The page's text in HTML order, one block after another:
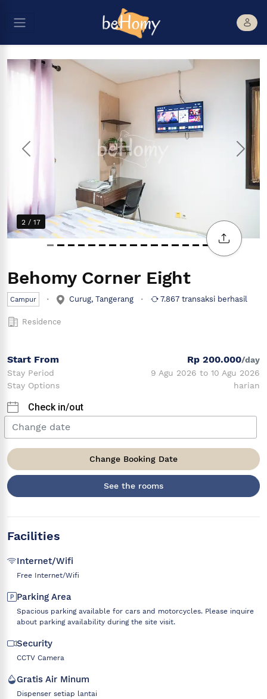
2 / 17
Previous Next
Behomy Corner Eight
Campur Curug, Tangerang 7.867 transaksi berhasil
Residence
Start From Rp 200.000/day
Stay Period
9 Agu 2026 to 10 Agu 2026
Stay Options
harian
Check in/out
Change Booking Date
See the rooms
Facilities
Internet/Wifi
Free Internet/Wifi
Parking Area
Spacious parking available for cars and motorcycles. Please inquire
about parking availability during the site visit.
Security
CCTV Camera
Gratis Air Minum
Dispenser setiap lantai